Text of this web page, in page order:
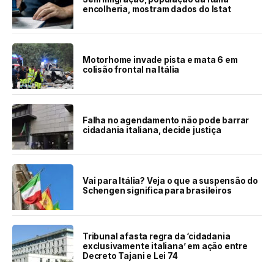
encolheria, mostram dados do Istat
Motorhome invade pista e mata 6 em
colisão frontal na Itália
Falha no agendamento não pode barrar
cidadania italiana, decide justiça
Vai para Itália? Veja o que a suspensão do
Schengen significa para brasileiros
Tribunal afasta regra da ‘cidadania
exclusivamente italiana’ em ação entre
Decreto Tajani e Lei 74